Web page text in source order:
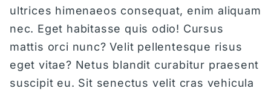
B'MINE DÜSSELDORF
B'MINE FRANKFURT
&REPEAT KÖLN
ultrices himenaeos consequat, enim aliquam
nec. Eget habitasse quis odio! Cursus
mattis orci nunc? Velit pellentesque risus
eget vitae? Netus blandit curabitur praesent
suscipit eu. Sit senectus velit cras vehicula